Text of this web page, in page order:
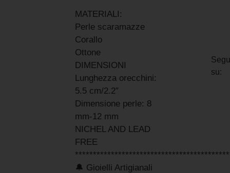
MATERIALI:
Perle scaramazze
Corallo
Ottone
DIMENSIONI
Lunghezza orecchini:
5.5 cm/2.2″
Dimensione perle: 8
mm-12 mm
NICHEL AND LEAD
FREE
🔔 Gioielli Artigianali
su: